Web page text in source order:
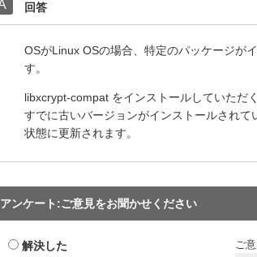
回答
OSがLinux OSの場合、特定のパッケージが
す。
libxcrypt-compat をインストールしていただ
すでに古いバージョンがインストールされ
状態に更新されます。
アンケート:ご意見をお聞かせください
解決した
ご